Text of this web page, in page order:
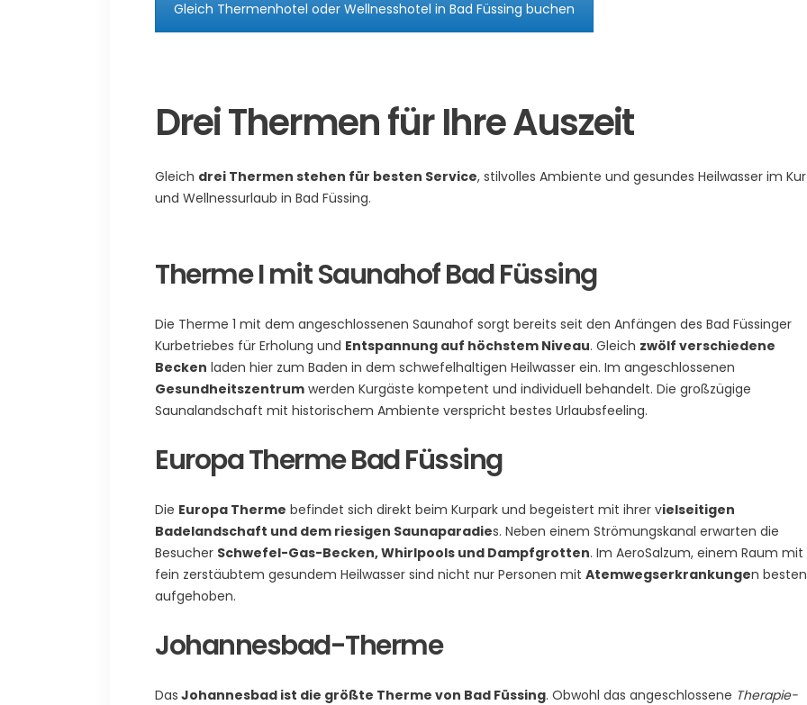
Gleich Thermenhotel oder Wellnesshotel in Bad Füssing buchen
Drei Thermen für Ihre Auszeit
Gleich drei Thermen stehen für besten Service, stilvolles Ambiente und gesundes Heilwasser im
und Wellnessurlaub in Bad Füssing.
Therme I mit Saunahof Bad Füssing
Die Therme 1 mit dem angeschlossenen Saunahof sorgt bereits seit den Anfängen des Bad Füssinger
Kurbetriebes für Erholung und Entspannung auf höchstem Niveau. Gleich zwölf verschiedene
Becken laden hier zum Baden in dem schwefelhaltigen Heilwasser ein. Im angeschlossenen
Gesundheitszentrum werden Kurgäste kompetent und individuell behandelt. Die großzügige
Saunalandschaft mit historischem Ambiente verspricht bestes Urlaubsfeeling.
Europa Therme Bad Füssing
Die Europa Therme befindet sich direkt beim Kurpark und begeistert mit ihrer vielseitigen
Badelandschaft und dem riesigen Saunaparadies. Neben einem Strömungskanal erwarten die
Besucher Schwefel-Gas-Becken, Whirlpools und Dampfgrotten. Im AeroSalzum, einem Raum mit
fein zerstäubtem gesundem Heilwasser sind nicht nur Personen mit Atemwegserkrankungen
aufgehoben.
Johannesbad-Therme
Das Johannesbad ist die größte Therme von Bad Füssing. Obwohl das angeschlossene Therapie-